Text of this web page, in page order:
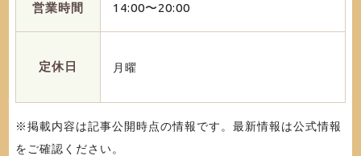
営業時間 14:00〜20:00
定休日 月曜
※掲載内容は記事公開時点の情報です。最新情報は公式情報
をご確認ください。